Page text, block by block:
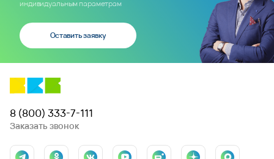
индивидуальным параметрам
Оставить заявку
8 (800) 333-7-111
Заказать звонок